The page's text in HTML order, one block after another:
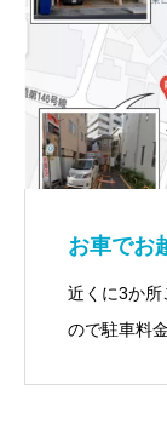
お車でお
近くに3か所
ので駐車料